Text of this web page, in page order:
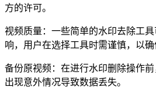
方的许可。
视频质量：一些简单的水印去除工
响，用户在选择工具时需谨慎，以确
备份原视频：在进行水印删除操作
出现意外情况导致数据丢失。